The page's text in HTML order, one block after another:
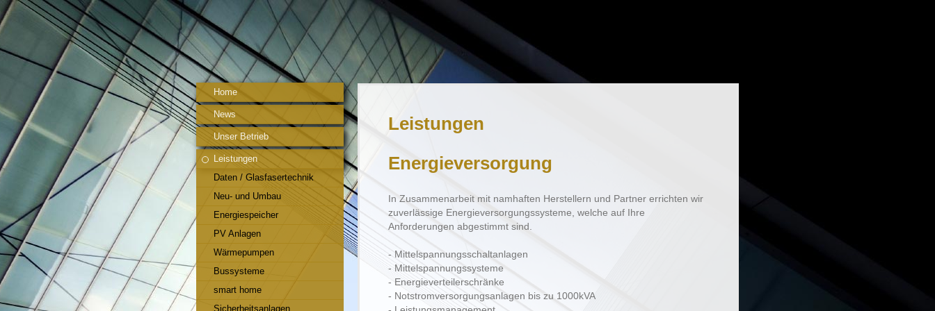
Home
News
Unser Betrieb
Leistungen
Daten / Glasfasertechnik
Neu- und Umbau
Energiespeicher
PV Anlagen
Wärmepumpen
Bussysteme
smart home
Sicherheitsanlagen
Leistungen
Energieversorgung
In Zusammenarbeit mit namhaften Herstellern und Partner errichten wir
zuverlässige Energieversorgungssysteme, welche auf Ihre
Anforderungen abgestimmt sind.
- Mittelspannungsschaltanlagen
- Mittelspannungssysteme
- Energieverteilerschränke
- Notstromversorgungsanlagen bis zu 1000kVA